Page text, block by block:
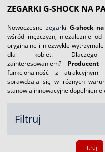
ZEGARKI G-SHOCK NA
Nowoczesnezegarki G-shock
wśród mężczyzn, niezależnie
oryginalne i niezwykle wytrzymałe
dla kobiet.
zainteresowaniem? Producent
funkcjonalność z atrakcyjnym
sprawdzają się w różnych
stanowią innowacyjne dopełnienie
Filtruj
Filtruj